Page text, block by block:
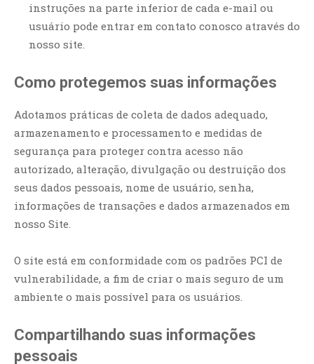
instruções na parte inferior de cada e-mail ou
usuário pode entrar em contato conosco através do
nosso site.
Como protegemos suas informações
Adotamos práticas de coleta de dados adequado,
armazenamento e processamento e medidas de
segurança para proteger contra acesso não
autorizado, alteração, divulgação ou destruição dos
seus dados pessoais, nome de usuário, senha,
informações de transações e dados armazenados em
nosso Site.
O site está em conformidade com os padrões PCI de
vulnerabilidade, a fim de criar o mais seguro de um
ambiente o mais possível para os usuários.
Compartilhando suas informações
pessoais